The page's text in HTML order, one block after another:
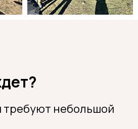
требуют небольшой